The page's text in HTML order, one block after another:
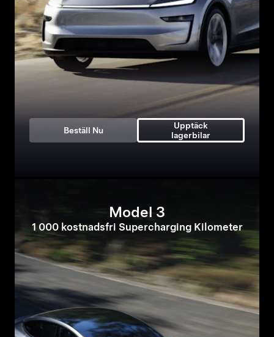
Beställ Nu
Upptäck
lagerbilar
Model 3
1 000 kostnadsfri Supercharging Kilometer